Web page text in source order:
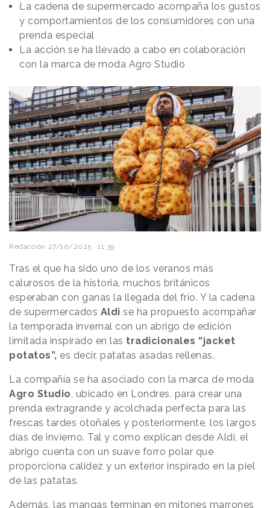
La cadena de supermercado acompaña los gustos
y comportamientos de los consumidores con una
prenda especial
La acción se ha llevado a cabo en colaboración
con la marca de moda Agro Studio
Redacción 27/10/2025 · 11:39
Tras el que ha sido uno de los veranos más
calurosos de la historia, muchos británicos
esperaban con ganas la llegada del frío. Y la cadena
de supermercados Aldi se ha propuesto acompañar
la temporada invernal con un abrigo de edición
limitada inspirado en las tradicionales “jacket
potatos”, es decir, patatas asadas rellenas.
La compañía se ha asociado con la marca de moda
Agro Studio , ubicado en Londres, para crear una
prenda extragrande y acolchada perfecta para las
frescas tardes otoñales y posteriormente, los largos
días de invierno. Tal y como explican desde Aldi, el
abrigo cuenta con un suave forro polar que
proporciona calidez y un exterior inspirado en la piel
de las patatas.
Además, las mangas terminan en mitones marrones